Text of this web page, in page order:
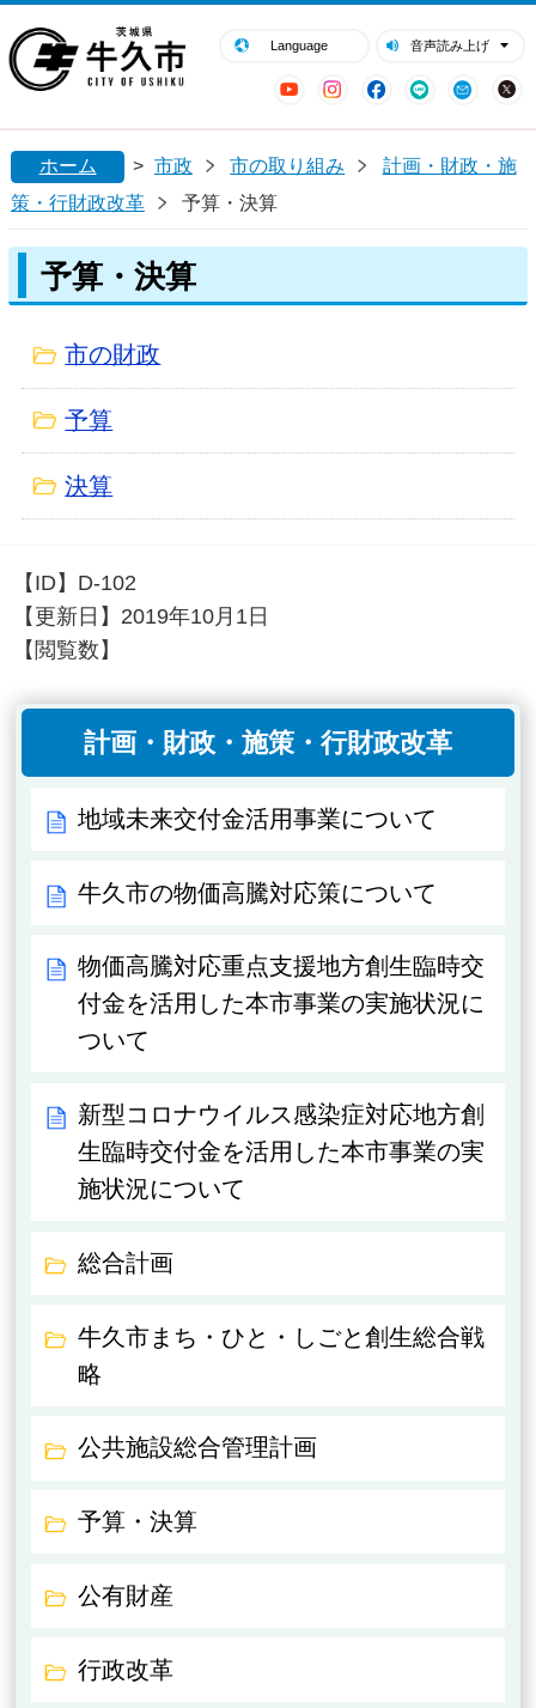
Language 音声読み上げ
YouTubeInstagram
Facebook
LINE Mail
閉じる
ホーム > 市政 市の取り組み
計画・財政・施
策・行財政改革
予算・決算
予算・決算
市の財政
予算
決算
【ID】 D-102
【更新日】 2019年10月1日
【閲覧数】
計画・財政・施策・行財政改革
地域未来交付金活用事業について
牛久市の物価高騰対応策について
物価高騰対応重点支援地方創生臨時交
付金を活用した本市事業の実施状況に
ついて
新型コロナウイルス感染症対応地方創
生臨時交付金を活用した本市事業の実
施状況について
総合計画
牛久市まち・ひと・しごと創生総合戦
略
公共施設総合管理計画
予算・決算
公有財産
行政改革